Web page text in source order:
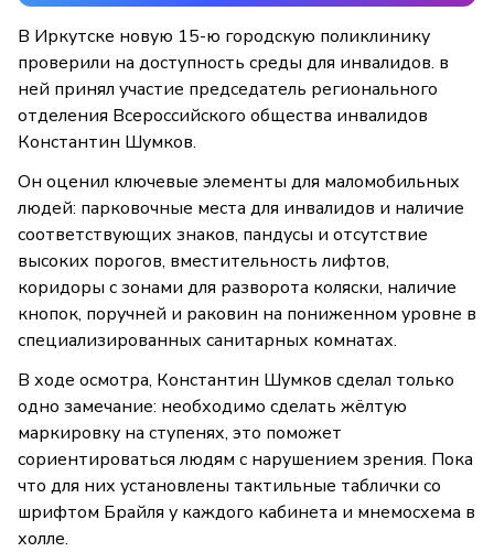
В Иркутске новую 15-ю городскую поликлинику
проверили на доступность среды для инвалидов. в
ней принял участие председатель регионального
отделения Всероссийского общества инвалидов
Константин Шумков.
Он оценил ключевые элементы для маломобильных
людей: парковочные места для инвалидов и наличие
соответствующих знаков, пандусы и отсутствие
высоких порогов, вместительность лифтов,
коридоры с зонами для разворота коляски, наличие
кнопок, поручней и раковин на пониженном уровне в
специализированных санитарных комнатах.
В ходе осмотра, Константин Шумков сделал только
одно замечание: необходимо сделать жёлтую
маркировку на ступенях, это поможет
сориентироваться людям с нарушением зрения. Пока
что для них установлены тактильные таблички со
шрифтом Брайля у каждого кабинета и мнемосхема в
холле.